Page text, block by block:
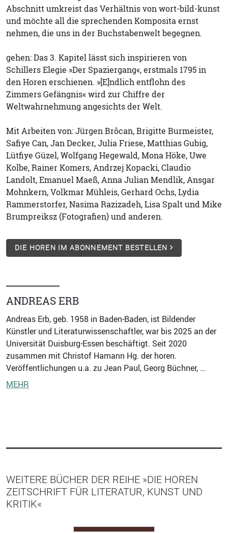
Abschnitt umkreist das Verhältnis von wort-bild-kunst
und möchte all die sprechenden Komposita ernst
nehmen, die uns in der Buchstabenwelt begegnen.
gehen: Das 3. Kapitel lässt sich inspirieren von
Schillers Elegie »Der Spaziergang«, erstmals 1795 in
den Horen erschienen. »[E]ndlich entflohn des
Zimmers Gefängnis« wird zur Chiffre der
Weltwahrnehmung angesichts der Welt.
Mit Arbeiten von: Jürgen Brôcan, Brigitte Burmeister,
Safiye Can, Jan Decker, Julia Friese, Matthias Gubig,
Lütfiye Güzel, Wolfgang Hegewald, Mona Höke, Uwe
Kolbe, Rainer Komers, Andrzej Kopacki, Claudio
Landolt, Emanuel Maeß, Anna Julian Mendlik, Ansgar
Mohnkern, Volkmar Mühleis, Gerhard Ochs, Lydia
Rammerstorfer, Nasima Razizadeh, Lisa Spalt und Mike
Brumpreiksz (Fotografien) und anderen.
DIE HOREN IM ABONNEMENT BESTELLEN
ANDREAS ERB
Andreas Erb, geb. 1958 in Baden-Baden, ist Bildender
Künstler und Literaturwissenschaftler, war bis 2025 an der
Universität Duisburg-Essen beschäftigt. Seit 2020
zusammen mit Christof Hamann Hg. der horen.
Veröffentlichungen u.a. zu Jean Paul, Georg Büchner, …
MEHR
WEITERE BÜCHER DER REIHE »DIE HOREN
ZEITSCHRIFT FÜR LITERATUR, KUNST UND
KRITIK«